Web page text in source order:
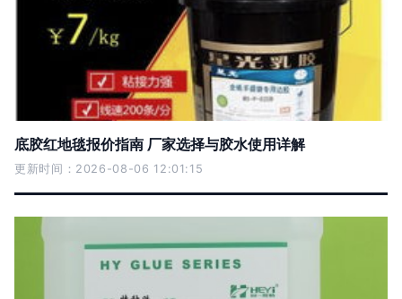
底胶红地毯报价指南 厂家选择与胶水使用详解
更新时间：2026-08-06 12:01:15